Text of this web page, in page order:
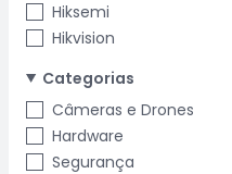
Hiksemi
Hikvision
Categorias
Câmeras e Drones
Hardware
Segurança